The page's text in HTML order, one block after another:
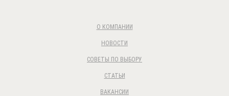
О КОМПАНИИ
НОВОСТИ
СОВЕТЫ ПО ВЫБОРУ
СТАТЬИ
ВАКАНСИИ